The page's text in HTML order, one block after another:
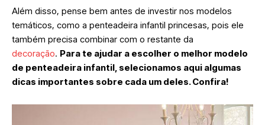
Além disso, pense bem antes de investir nos modelos
temáticos, como a penteadeira infantil princesas, pois ele
também precisa combinar com o restante da
decoração. Para te ajudar a escolher o melhor modelo
de penteadeira infantil, selecionamos aqui algumas
dicas importantes sobre cada um deles. Confira!